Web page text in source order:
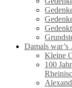
Damals
Kleine
100